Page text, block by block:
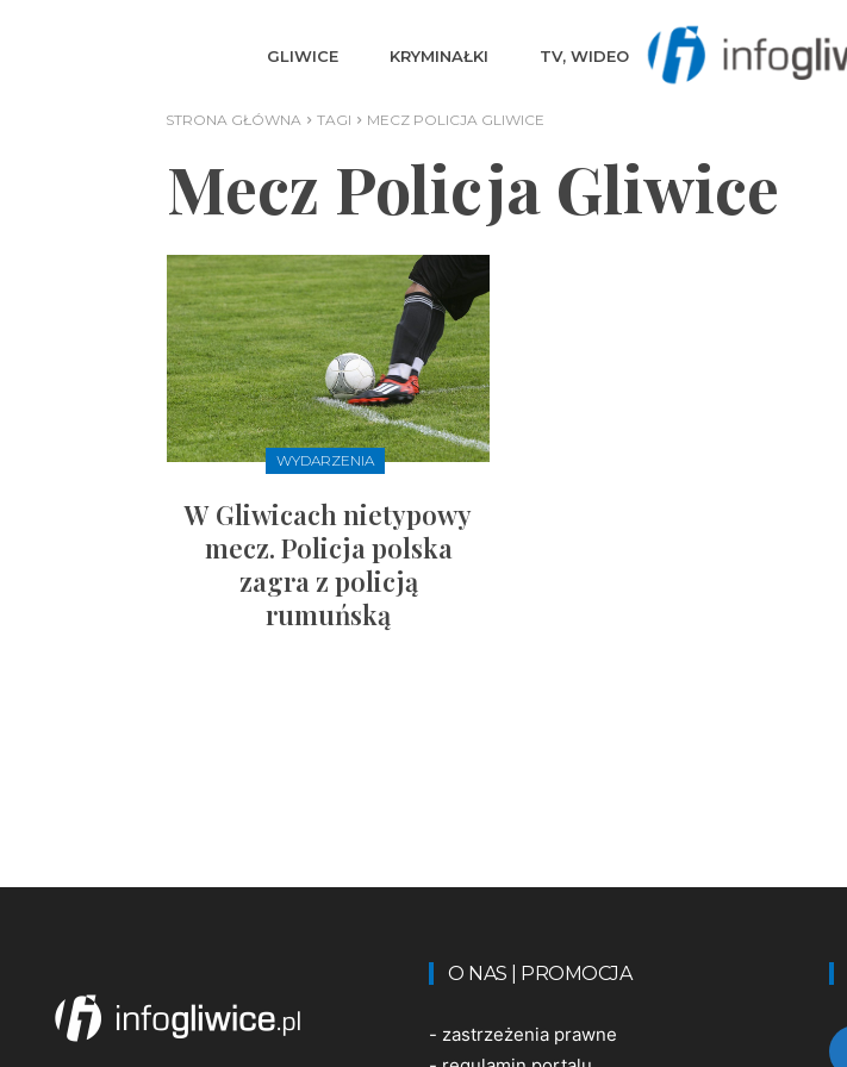
GLIWICE KRYMINAŁKI TV, WIDEO
STRONA GŁÓWNA TAGI MECZ POLICJA GLIWICE
Mecz Policja Gliwice
WYDARZENIA
W Gliwicach nietypowy
mecz. Policja polska
zagra z policją
rumuńską
O NAS | PROMOCJA
- zastrzeżenia prawne